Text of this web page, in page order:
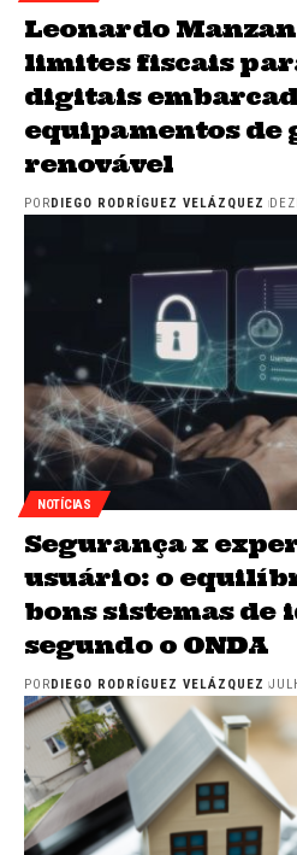
Leonardo
limites fiscais
digitais
equipamentos de
renovável
POR DIEGO RODRÍGUEZ VELÁZQUEZ
NOTÍCIAS
Segurança x
usuário: o
bons sistemas de
segundo o ONDA
POR DIEGO RODRÍGUEZ VELÁZQUEZ